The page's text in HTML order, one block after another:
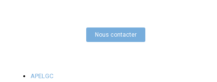
Nous contacter
APELGC